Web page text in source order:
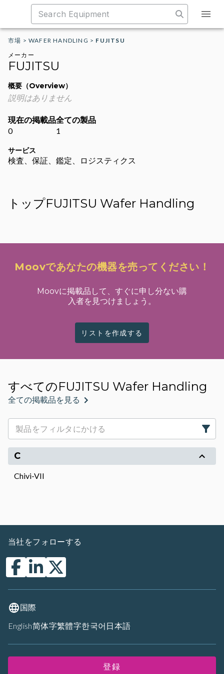
市場 >WAFER HANDLING > FUJITSU
メーカー
FUJITSU
概要（Overview）
説明はありません
現在の掲載品
0
全ての製品
1
サービス
検査、保証、鑑定、ロジスティクス
トップFUJITSU Wafer Handling
Moovであなたの機器を売ってください！
Moovに掲載品して、すぐに申し分ない購
入者を見つけましょう。
リストを作成する
すべてのFUJITSU Wafer Handling
全ての掲載品を見る
C
Chivi-VII
当社をフォローする
国際
English简体字繁體字한국어 日本語
登録